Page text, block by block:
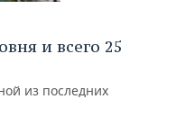
и всего 25
из последних